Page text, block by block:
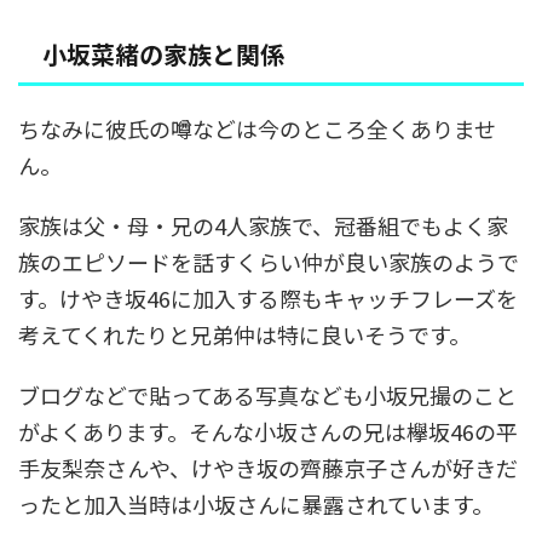
小坂菜緒の家族と関係
ちなみに彼氏の噂などは今のところ全くありませ
ん。
家族は父・母・兄の4人家族で、冠番組でもよく家
族のエピソードを話すくらい仲が良い家族のようで
す。けやき坂46に加入する際もキャッチフレーズを
考えてくれたりと兄弟仲は特に良いそうです。
ブログなどで貼ってある写真なども小坂兄撮のこと
がよくあります。そんな小坂さんの兄は欅坂46の平
手友梨奈さんや、けやき坂の齊藤京子さんが好きだ
ったと加入当時は小坂さんに暴露されています。